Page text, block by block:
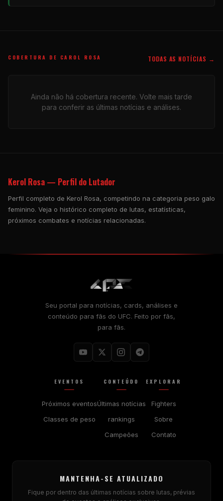
COBERTURA DE CAROL ROSA TODAS AS NOTÍCIAS →
Ainda não há cobertura recente. Volte mais tarde
para conferir as últimas notícias e análises.
Kerol Rosa — Perfil do Lutador
Perfil completo de Kerol Rosa, competindo na categoria peso galo
feminino. Veja o histórico completo de lutas, estatísticas,
próximos combates e notícias relacionadas.
Seu portal para notícias, cards, análises e
conteúdo para fãs do UFC. Feito por fãs,
para fãs.
EVENTOS
Próximos eventos
Classes de peso
CONTEÚDO
Últimas notícias
rankings
Campeões
EXPLORAR
Fighters
Sobre
Contato
MANTENHA-SE ATUALIZADO
Fique por dentro das últimas notícias sobre lutas, prévias